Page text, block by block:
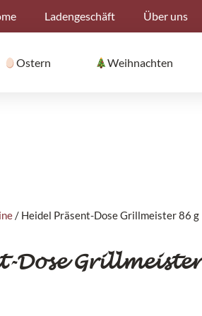
Ladengeschäft Über uns
Ostern Weihnachten
/ Heidel Präsent-Dose Grillmeister 86 g
Dose Grillmeister